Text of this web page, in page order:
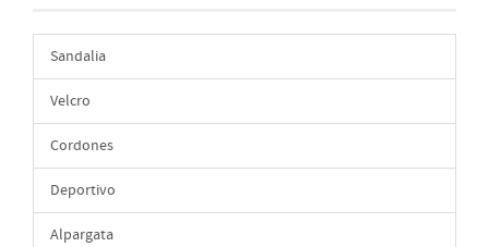
Sandalia
Velcro
Cordones
Deportivo
Alpargata